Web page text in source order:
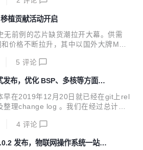
和终端客户提供更加丰富的、灵活的
中美贸易战和新冠疫情给全球产业带
创新的需求空前强烈，新唐科技持续
景需求的多样控制器平台，产品线覆
Thread移植适配其Cortex...
植贡献活动开启
无前例的芯片缺货潮拉开大幕。供需
价格不断拉升，其中以国外大牌MCU
终端制造企业纷纷投身国产芯片阵
请广大开发者一起来参加，完成任务
名时间 8月1日-9月12日 （务必在9月
务） 活动目标 本次国产MCU移植贡献
类：贡献新的BSP：芯片是RT-Threa
贡献新的BSP 第二类：优化已有的BS
5 评论
布，优化 BSP、多核等方面体
在2019年12月20日就已经在git上rel
整理change log 。我们在经过总计85
更多的时间。 下面就根据目前的更
了更多的芯片、板子，也完善了驱
4 评论
发布，物联网操作系统一站式